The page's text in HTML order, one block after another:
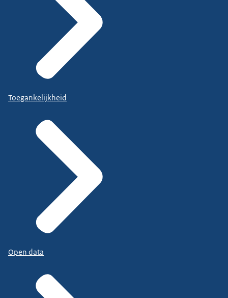
Toegankelijkheid
Open data